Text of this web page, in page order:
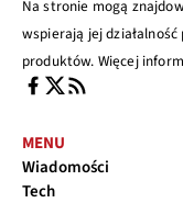
Na stronie mogą
wspierają jej
produktów. Więcej
MENU
Wiadomości
Tech